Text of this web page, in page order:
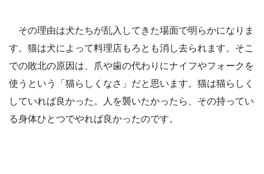
その理由は犬たちが乱入してきた場面で明らかになりま
す。猫は犬によって料理店もろとも消し去られます。そこ
での敗北の原因は、爪や歯の代わりにナイフやフォークを
使うという「猫らしくなさ」だと思います。猫は猫らしく
していれば良かった。人を襲いたかったら、その持ってい
る身体ひとつでやれば良かったのです。